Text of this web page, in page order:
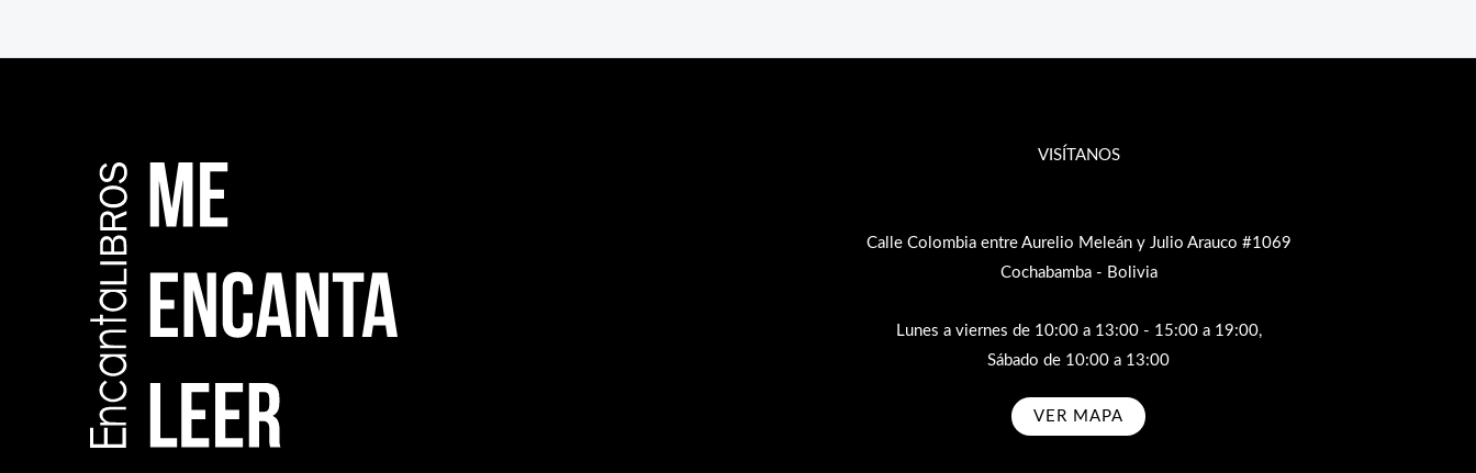
VISÍTANOS
Calle Colombia entre Aurelio Meleán y Julio Arauco #1069
Cochabamba - Bolivia
Lunes a viernes de 10:00 a 13:00 - 15:00 a 19:00,
Sábado de 10:00 a 13:00
VER MAPA